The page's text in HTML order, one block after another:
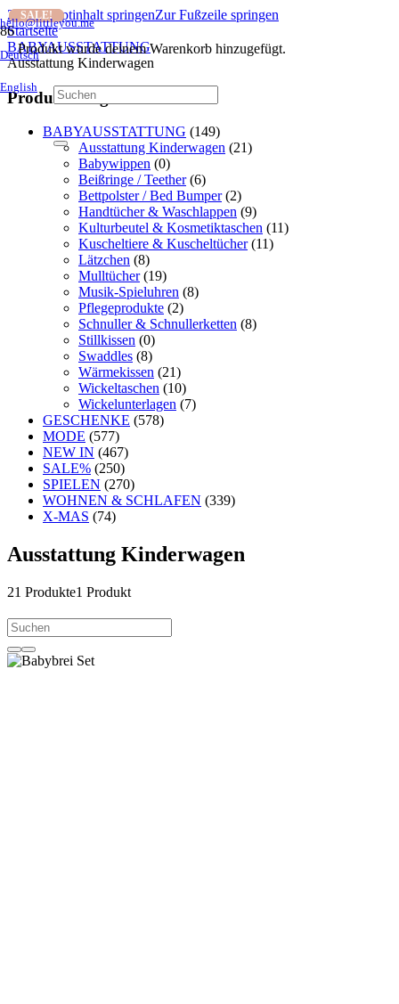
Zum Hauptinhalt springenZur Fußzeile springen
hello@littleyou.me
Deutsch
English
Produktwurde deinem Warenkorb hinzugefügt.
Startseite
BABYAUSSTATTUNG
Ausstattung Kinderwagen
Produktkategorien
BABYAUSSTATTUNG (149)
Ausstattung Kinderwagen (21)
Babywippen (0)
Beißringe / Teether (6)
Bettpolster / Bed Bumper (2)
Handtücher & Waschlappen (9)
Kulturbeutel & Kosmetiktaschen (11)
Kuscheltiere & Kuscheltücher (11)
Lätzchen (8)
Mulltücher (19)
Musik-Spieluhren (8)
Pflegeprodukte (2)
Schnuller & Schnullerketten (8)
Stillkissen (0)
Swaddles (8)
Wärmekissen (21)
Wickeltaschen (10)
Wickelunterlagen (7)
GESCHENKE (578)
MODE (577)
NEW IN (467)
SALE% (250)
SPIELEN (270)
WOHNEN & SCHLAFEN (339)
X-MAS (74)
Ausstattung Kinderwagen
21 Produkte1 Produkt
SALE!
SALE!